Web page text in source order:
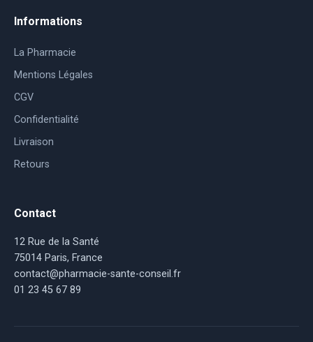
Informations
La Pharmacie
Mentions Légales
CGV
Confidentialité
Livraison
Retours
Contact
12 Rue de la Santé
75014 Paris, France
contact@pharmacie-sante-conseil.fr
01 23 45 67 89